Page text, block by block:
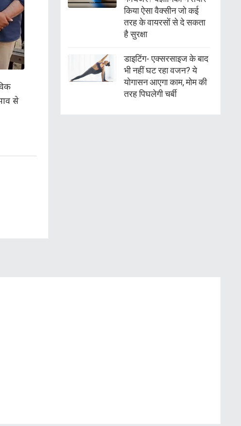
से
किया ऐसा वैक्सीन जो कई
तरह के वायरसों से दे सकता
है सुरक्षा
डाइटिंग- एक्सरसाइज के बाद
भी नहीं घट रहा वजन? ये
योगासन आएगा काम, मोम की
तरह पिघलेगी चर्बी